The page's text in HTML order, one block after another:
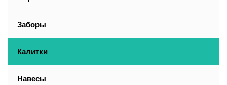
Заборы
Калитки
Навесы